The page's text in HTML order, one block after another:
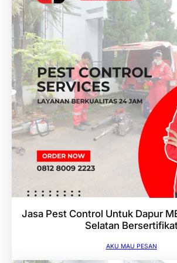
Jasa Pest Control Untuk Dapur
Selatan
AKU MAU PESAN